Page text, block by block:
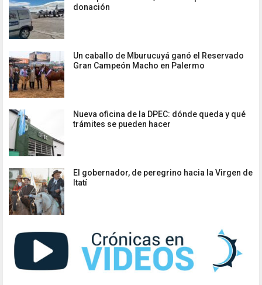
donación
Un caballo de Mburucuyá ganó el Reservado
Gran Campeón Macho en Palermo
Nueva oficina de la DPEC: dónde queda y qué
trámites se pueden hacer
El gobernador, de peregrino hacia la Virgen de
Itatí